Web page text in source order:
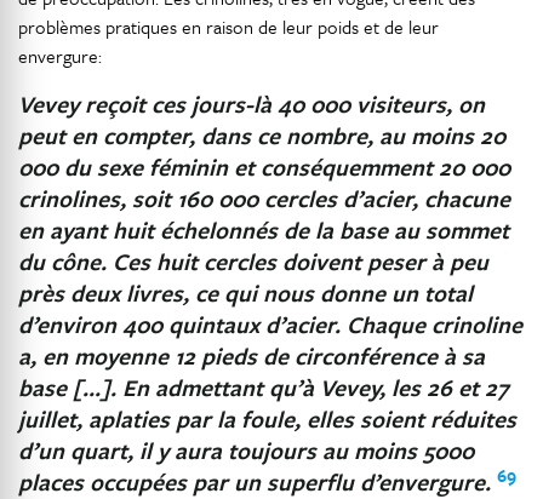
problèmes pratiques en raison de leur poids et de leur
envergure:
Vevey reçoit ces jours-là 40 000 visiteurs, on
peut en compter, dans ce nombre, au moins 20
000 du sexe féminin et conséquemment 20 000
crinolines, soit 160 000 cercles d’acier, chacune
en ayant huit échelonnés de la base au sommet
du cône. Ces huit cercles doivent peser à peu
près deux livres, ce qui nous donne un total
d’environ 400 quintaux d’acier. Chaque crinoline
a, en moyenne 12 pieds de circonférence à sa
base […]. En admettant qu’à Vevey, les 26 et 27
juillet, aplaties par la foule, elles soient réduites
d’un quart, il y aura toujours au moins 5000
places occupées par un superflu d’envergure. 69